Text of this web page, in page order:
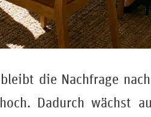
die Nachfrage
Dadurch wächst